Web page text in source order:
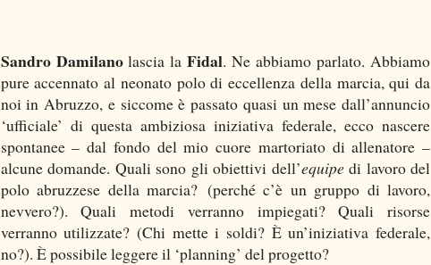
Sandro Damilanolascia laFidal. Ne abbiamo parlato. Abbiamo
pure accennato al neonato polo di eccellenza della marcia, qui da
noi in Abruzzo, e siccome è passato quasi un mese dall’annuncio
‘ufficiale’ di questa ambiziosa iniziativa federale, ecco nascere
spontanee – dal fondo del mio cuore martoriato di allenatore –
alcune domande. Quali sono gli obiettivi dell’equipedi lavoro del
polo abruzzese della marcia? (perché c’è un gruppo di lavoro,
nevvero?). Quali metodi verranno impiegati? Quali risorse
verranno utilizzate? (Chi mette i soldi? È un’iniziativa federale,
no?). È possibile leggere il ‘planning’ del progetto?